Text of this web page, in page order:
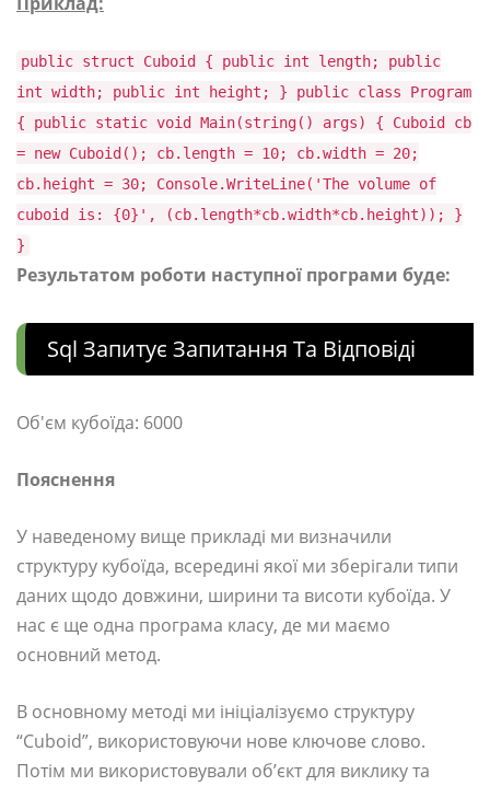
public struct Cuboid { public int length; public
int width; public int height; } public class Program
{ public static void Main(string() args) { Cuboid cb
= new Cuboid(); cb.length = 10; cb.width = 20;
cb.height = 30; Console.WriteLine('The volume of
cuboid is: {0}', (cb.length*cb.width*cb.height)); }
}
Результатом роботи наступної програми буде:
Sql Запитує Запитання Та Відповіді
Об'єм кубоїда: 6000
Пояснення
У наведеному вище прикладі ми визначили
структуру кубоїда, всередині якої ми зберігали типи
даних щодо довжини, ширини та висоти кубоїда. У
нас є ще одна програма класу, де ми маємо
основний метод.
В основному методі ми ініціалізуємо структуру
“Cuboid”, використовуючи нове ключове слово.
Потім ми використовували об’єкт для виклику та